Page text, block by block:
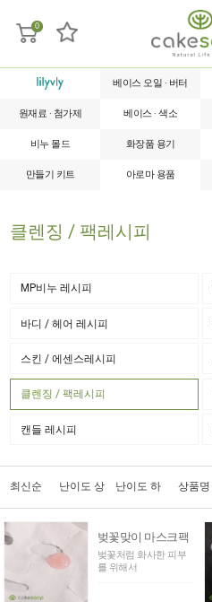
0
베이스 오일 · 버터
원재료 · 첨가제 베이스 · 색소
비누 몰드 화장품 용기
만들기 키트 아로마 용품
클렌징 / 팩레시피
MP비누 레시피
바디 / 헤어 레시피
스킨 / 에센스레시피
클렌징 / 팩레시피
캔들 레시피
최신순 난이도 상 난이도 하 상품명
벚꽃맞이 마스크팩
벚꽃처럼 화사한 피부
를 위해서